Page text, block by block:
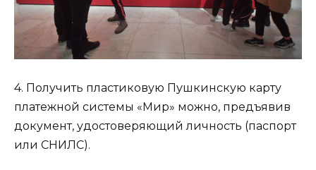
4. Получить пластиковую Пушкинскую карту
платежной системы «Мир» можно, предъявив
документ, удостоверяющий личность (паспорт
или СНИЛС).